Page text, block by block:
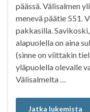
päässä. Välisalmen
menevä päätie 551.
pakkasilla.
alapuolella on aina
(sinne on viittakin
yläpuolella olevalle
Välisalmelta …
Jatka lukemista